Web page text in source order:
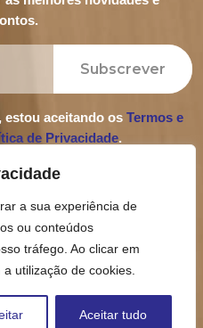
a sua experiência de
ou conteúdos
tráfego. Ao clicar em
utilização de cookies.
Aceitar tudo
Subscrever
estou aceitando os Termos e
de Privacidade.